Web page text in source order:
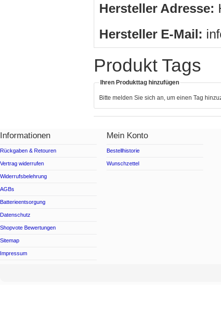
Hersteller Adresse:
Hersteller E-Mail:
Produkt Tags
Ihren Produkttag hinzufügen
Bitte melden Sie sich an, um einen Tag
Informationen
Rückgaben & Retouren
Vertrag widerrufen
Widerrufsbelehrung
AGBs
Batterieentsorgung
Datenschutz
Shopvote Bewertungen
Sitemap
Impressum
Mein Konto
Bestellhistorie
Wunschzettel